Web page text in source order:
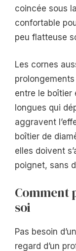
coincée sous
confortable
peu flatteuse
Les cornes
entre le boîtier
longues qui
aggravent
boîtier de
elles doivent
poignet, sans
Comment
soi
Pas besoin
regard d’un